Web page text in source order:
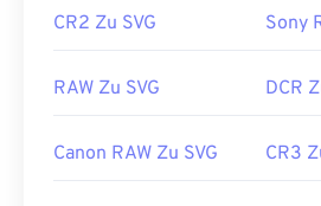
Tools„SVG zu JPG“ „SVG
Entwickelt von:
World Wide
Erstveröffentlichung:
4.
CR2 Zu SVG Sony
RAW Zu SVG DCR
Canon RAW Zu SVG CR3